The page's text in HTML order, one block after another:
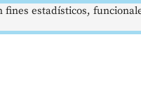
estadísticos,